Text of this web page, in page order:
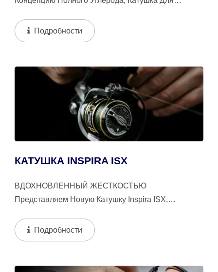
Сочетанием...
Подробности
КАТУШКА INSPIRA ISX
ВДОХНОВЛЕННЫЙ ЖЕСТКОСТЬЮ
Представляем Новую Катушку Inspira ISX,
Спиннинговых...
Подробности